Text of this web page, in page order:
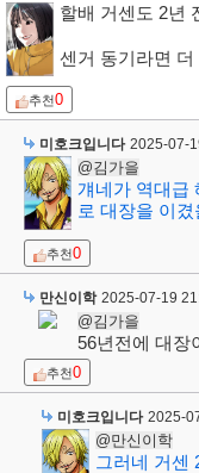
할배 거센도 2년
센거 동기라면 더
추천0
미호크입니다 2025-07-
@김가을
걔네가 역대급
로 대장을 이
추천0
만신이학 2025-07-19
@김가을
56년전에 대장
추천0
미호크입니다 2025-
@만신이학
그러네 거센